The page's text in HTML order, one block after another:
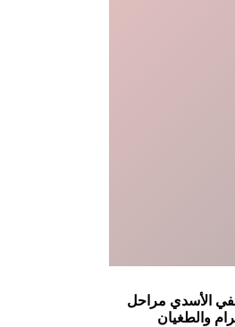
الأسدي مراحل
والطغيان